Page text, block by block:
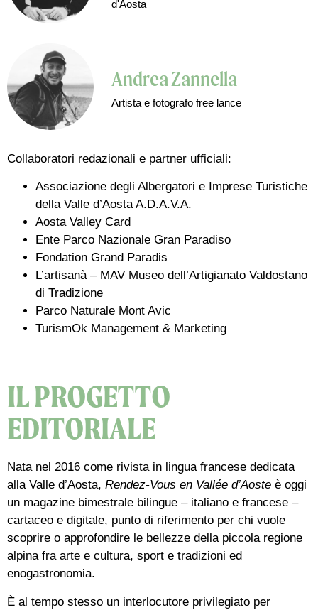
d'Aosta
Andrea Zannella
Artista e fotografo free lance
Collaboratori redazionali e partner ufficiali:
Associazione degli Albergatori e Imprese Turistiche
della Valle d’Aosta A.D.A.V.A.
Aosta Valley Card
Ente Parco Nazionale Gran Paradiso
Fondation Grand Paradis
L’artisanà – MAV Museo dell’Artigianato Valdostano
di Tradizione
Parco Naturale Mont Avic
TurismOk Management & Marketing
IL PROGETTO
EDITORIALE
Nata nel 2016 come rivista in lingua francese dedicata
alla Valle d’Aosta, Rendez-Vous en Vallée d’Aoste è oggi
un magazine bimestrale bilingue – italiano e francese –
cartaceo e digitale, punto di riferimento per chi vuole
scoprire o approfondire le bellezze della piccola regione
alpina fra arte e cultura, sport e tradizioni ed
enogastronomia.
È al tempo stesso un interlocutore privilegiato per